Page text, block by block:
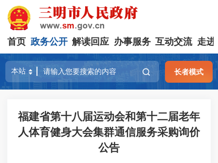
首页 政务公开 解读回应 办事服务 互动交流 走进
长者模式
福建省第十八届运动会和第十二届老年
人体育健身大会集群通信服务采购询价
公告